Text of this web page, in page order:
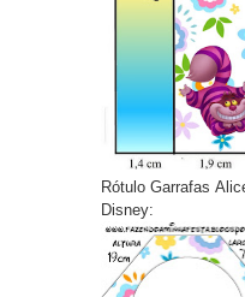
Rótulo Garrafas
Disney: